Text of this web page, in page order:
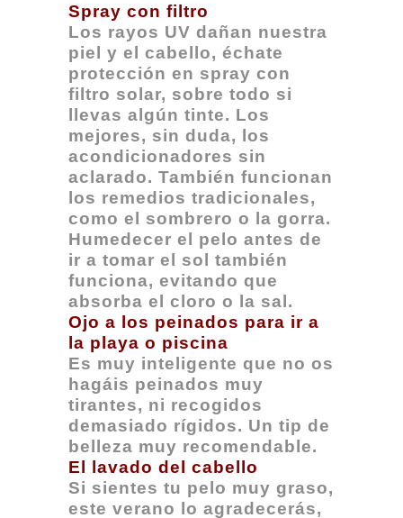
Spray con filtro
Los rayos UV dañan nuestra
piel y el cabello, échate
protección en spray con
filtro solar, sobre todo si
llevas algún tinte. Los
mejores, sin duda, los
acondicionadores sin
aclarado. También funcionan
los remedios tradicionales,
como el sombrero o la gorra.
Humedecer el pelo antes de
ir a tomar el sol también
funciona, evitando que
absorba el cloro o la sal.
Ojo a los peinados para ir a
la playa o piscina
Es muy inteligente que no os
hagáis peinados muy
tirantes, ni recogidos
demasiado rígidos. Un tip de
belleza muy recomendable.
El lavado del cabello
Si sientes tu pelo muy graso,
este verano lo agradecerás,